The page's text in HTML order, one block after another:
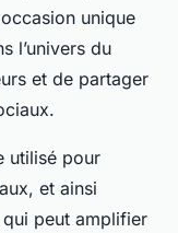
unique
l’univers du
et de partager
utilisé pour
et ainsi
peut amplifier